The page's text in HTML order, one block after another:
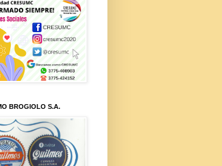
BROGIOLO S.A.